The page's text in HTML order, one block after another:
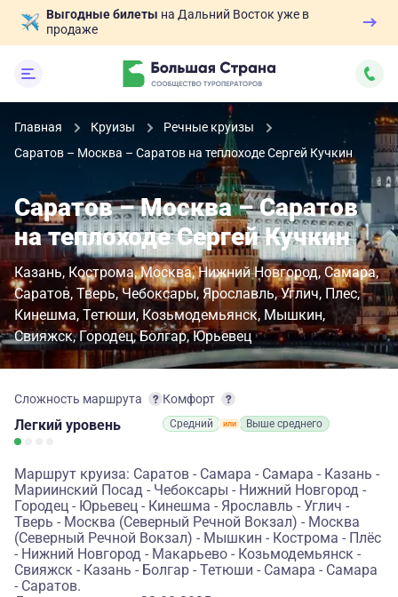
Выгодные билеты на Дальний Восток уже в
продаже
Главная Круизы
Речные круизы
Саратов – Москва – Саратов на теплоходе Сергей Кучкин
Саратов – Москва – Саратов
на теплоходе Сергей Кучкин
Казань Кострома Москва Нижний Новгород Самара
Саратов Тверь Чебоксары Ярославль Углич Плес
Кинешма Тетюши Козьмодемьянск Мышкин
Свияжск Городец Болгар Юрьевец
Сложность маршрута
Легкий уровень
Комфорт
Средний Выше среднего
Маршрут круиза: Саратов - Самара - Самара - Казань -
Мариинский Посад - Чебоксары - Нижний Новгород -
Городец - Юрьевец - Кинешма - Ярославль - Углич -
Тверь - Москва (Северный Речной Вокзал) - Москва
(Северный Речной Вокзал) - Мышкин - Кострома - Плёс
- Нижний Новгород - Макарьево - Козьмодемьянск -
Свияжск - Казань - Болгар - Тетюши - Самара - Самара
- Саратов.